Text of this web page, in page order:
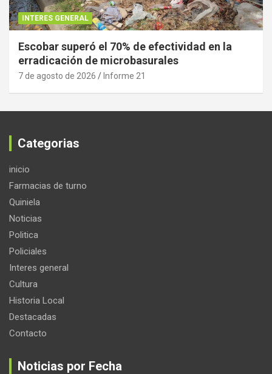
INTERES GENERAL
Escobar superó el 70% de efectividad en la
erradicación de microbasurales
7 de agosto de 2026 Informe 21
Categorias
inicio
Farmacias de turno
Quiniela
Noticias
Politica
Policiales
Interes general
Cultura
Historia Local
Destacadas
Contacto
Noticias por Fecha